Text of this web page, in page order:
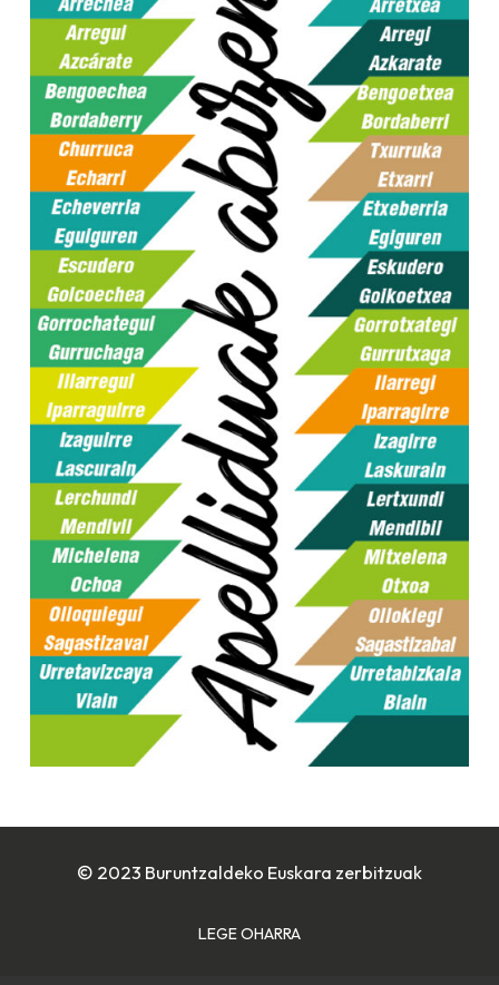
© 2023 Buruntzaldeko Euskara zerbitzuak
LEGE OHARRA